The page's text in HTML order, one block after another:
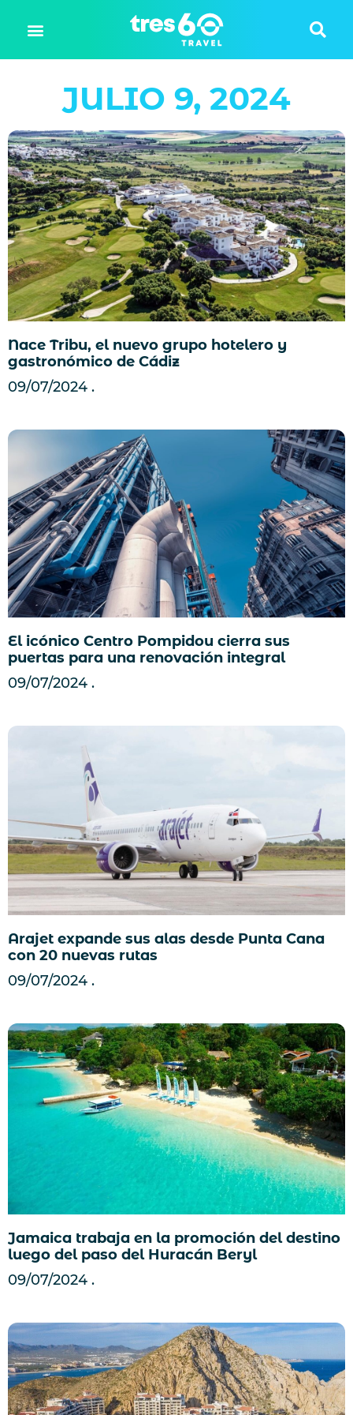
JULIO 9, 2024
Nace Tribu, el nuevo grupo hotelero y
gastronómico de Cádiz
09/07/2024
El icónico Centro Pompidou cierra sus
puertas para una renovación integral
09/07/2024
Arajet expande sus alas desde Punta Cana
con 20 nuevas rutas
09/07/2024
Jamaica trabaja en la promoción del destino
luego del paso del Huracán Beryl
09/07/2024